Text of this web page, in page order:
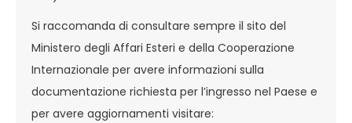
Si raccomanda di consultare sempre il sito del
Ministero degli Affari Esteri e della Cooperazione
Internazionale per avere informazioni sulla
documentazione richiesta per l’ingresso nel Paese e
per avere aggiornamenti visitare: